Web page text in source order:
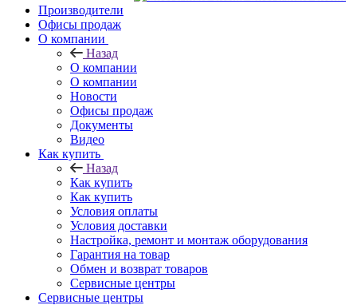
Производители
Офисы продаж
О компании
Назад
О компании
О компании
Новости
Офисы продаж
Документы
Видео
Как купить
Назад
Как купить
Как купить
Условия оплаты
Условия доставки
Настройка, ремонт и монтаж оборудования
Гарантия на товар
Обмен и возврат товаров
Сервисные центры
Сервисные центры